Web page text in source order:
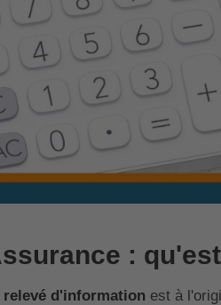
:
relevé d'information est à